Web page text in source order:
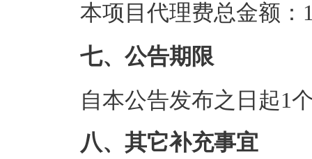
本项目代理费总金额：
七、公告期限
自本公告发布之日起1
八、其它补充事宜